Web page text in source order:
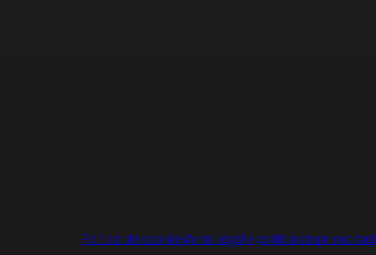
Política de cookiesAviso legal y política de privacidad